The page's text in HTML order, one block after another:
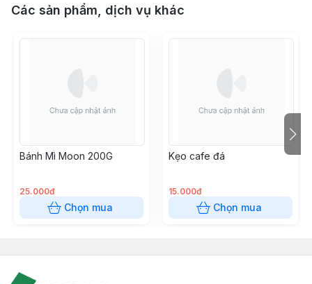
Các sản phẩm, dịch vụ khác
Bánh Mì Moon 200G
25.000đ
Chọn mua
Kẹo cafe đá
15.000đ
Chọn mua